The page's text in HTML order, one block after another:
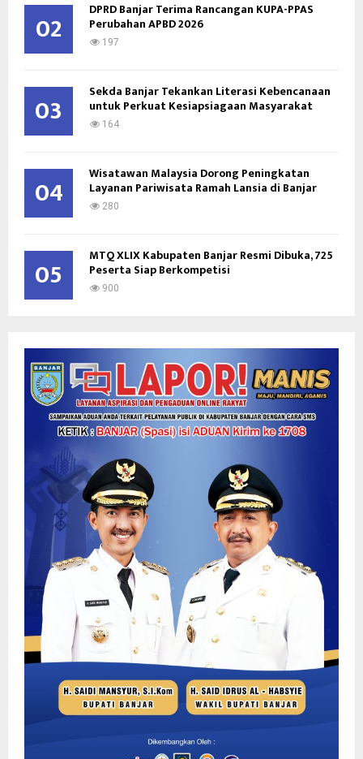
02 DPRD Banjar Terima Rancangan KUPA-PPAS
Perubahan APBD 2026
197
03 Sekda Banjar Tekankan Literasi Kebencanaan
untuk Perkuat Kesiapsiagaan Masyarakat
164
04 Wisatawan Malaysia Dorong Peningkatan
Layanan Pariwisata Ramah Lansia di Banjar
280
05 MTQ XLIX Kabupaten Banjar Resmi Dibuka, 725
Peserta Siap Berkompetisi
900